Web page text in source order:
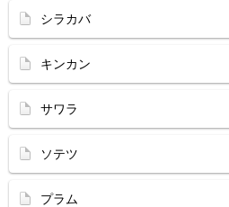
シラカバ
キンカン
サワラ
ソテツ
プラム